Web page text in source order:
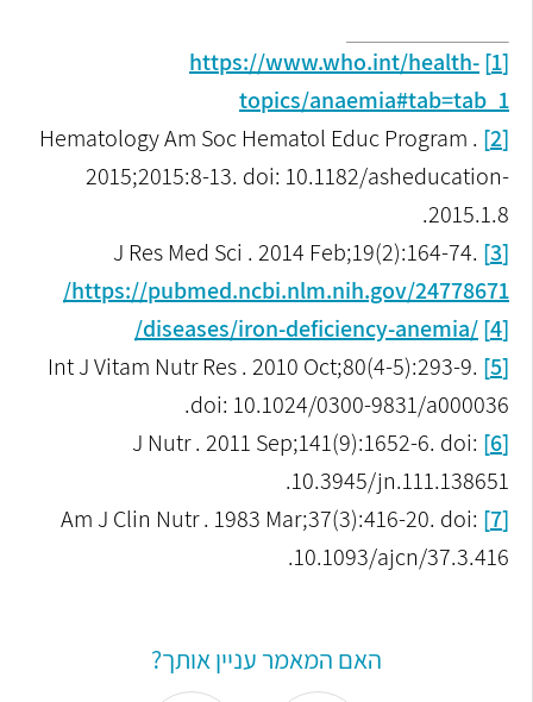
[1]
https://www.who.int/health-
topics/anaemia#tab=tab_1
[2]
Hematology Am Soc Hematol Educ Program .
2015;2015:8-13. doi: 10.1182/asheducation-
2015.1.8.
[3]
https://pubmed.ncbi.nlm.nih.gov/24778671/
[4]
/diseases/iron-deficiency-anemia/
[5]
Int J Vitam Nutr Res . 2010 Oct;80(4-5):293-9.
doi: 10.1024/0300-9831/a000036.
[6]
J Nutr . 2011 Sep;141(9):1652-6. doi:
10.3945/jn.111.138651.
[7]
Am J Clin Nutr . 1983 Mar;37(3):416-20. doi:
10.1093/ajcn/37.3.416.
האם המאמר עניין אותך?